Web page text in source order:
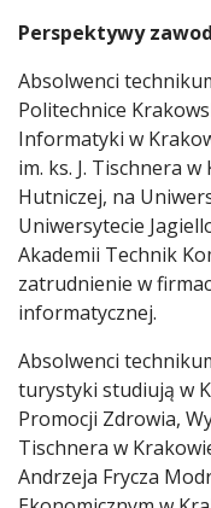
Perspektywy
Absolwenci
Politechnice
Informatyki w
im. ks. J. Tischnera
Hutniczej, na
Uniwersytecie
Akademii Technik
zatrudnienie w
informatycznej.
Absolwenci
turystyki studiują w
Promocji Zdrowia,
Tischnera w
Andrzeja Frycza